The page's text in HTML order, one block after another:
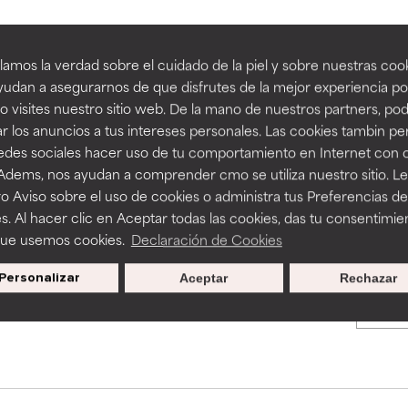
la verdad sobre el cuidado de la piel y sobre nuestras
a asegurarnos de que disfrutes de la mejor experiencia
visites nuestro sitio web. De la mano de nuestros partners,
los anuncios a tus intereses personales. Las cookies tambin
sociales hacer uso de tu comportamiento en Internet con
nos ayudan a comprender cmo se utiliza nuestro sitio.
Aviso sobre el uso de cookies o administra tus Preferencias de
Al hacer clic en Aceptar todas las cookies, das tu
usemos cookies. Declaración de Cookies
Personalizar Rechazar
Aceptar
BACK TO SEARCH
to assess ingredients in this dictionary. Regulations
tan beneficiosos como los de la categoría excelente, suelen ser
la estabilidad o la absorción de una fórmula.
ciertas limitaciones en cuanto a su apariencia, estabilidad o
básicos o que no cuentan con suficiente respaldo científico.
algunos beneficios se recomienda evitarlo por su
provocar efectos adversos como irritación, inflamación o
tan beneficiosos como los de la categoría excelente, suelen ser
la estabilidad o la absorción de una fórmula.
ciertas limitaciones en cuanto a su apariencia, estabilidad o
básicos o que no cuentan con suficiente respaldo científico.
algunos beneficios se recomienda evitarlo por su
provocar efectos adversos como irritación, inflamación o
Promociones exclusivas al